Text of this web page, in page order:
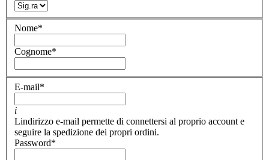
Nome*
Cognome*
E-mail*
i
Lindirizzo e-mail permette di connettersi al proprio account e
seguire la spedizione dei propri ordini.
Password*